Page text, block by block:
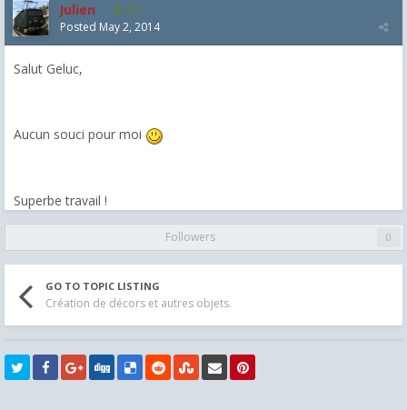
Julien 655
Posted May 2, 2014
Salut Geluc,
Aucun souci pour moi
Superbe travail !
Followers 0
GO TO TOPIC LISTING
Création de décors et autres objets.